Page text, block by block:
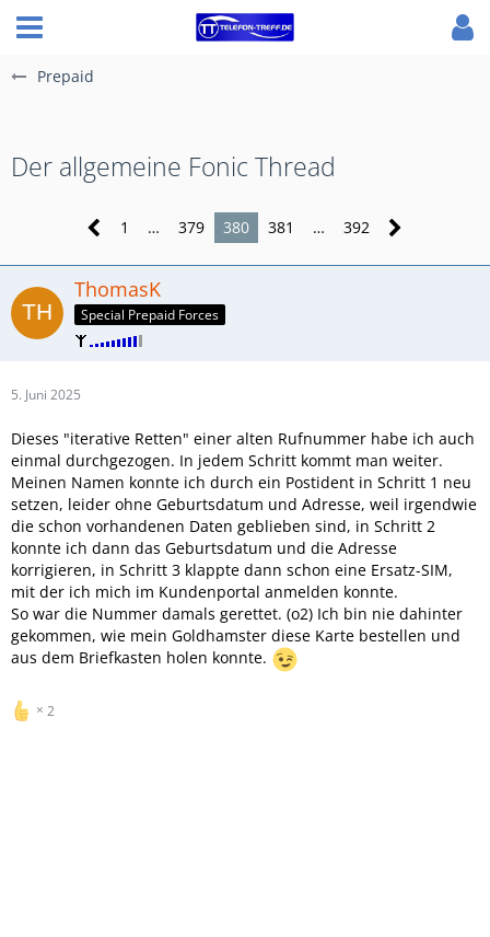
Prepaid
Der allgemeine Fonic Thread
1 … 379 380 381 … 392
ThomasK
Special Prepaid Forces
5. Juni 2025
Dieses "iterative Retten" einer alten Rufnummer habe ich auch
einmal durchgezogen. In jedem Schritt kommt man weiter.
Meinen Namen konnte ich durch ein Postident in Schritt 1 neu
setzen, leider ohne Geburtsdatum und Adresse, weil irgendwie
die schon vorhandenen Daten geblieben sind, in Schritt 2
konnte ich dann das Geburtsdatum und die Adresse
korrigieren, in Schritt 3 klappte dann schon eine Ersatz-SIM,
mit der ich mich im Kundenportal anmelden konnte.
So war die Nummer damals gerettet. (o2) Ich bin nie dahinter
gekommen, wie mein Goldhamster diese Karte bestellen und
aus dem Briefkasten holen konnte.
2